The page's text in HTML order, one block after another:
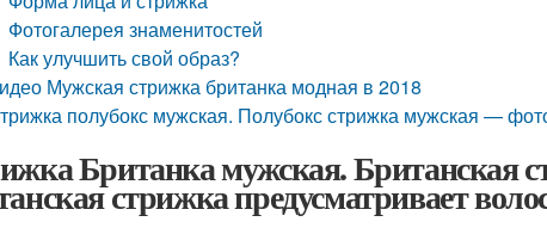
Фотогалерея знаменитостей
Как улучшить свой образ?
Мужская стрижка британка модная в 2018
полубокс мужская. Полубокс стрижка мужская —
Британка мужская. Британская
стрижка предусматривает